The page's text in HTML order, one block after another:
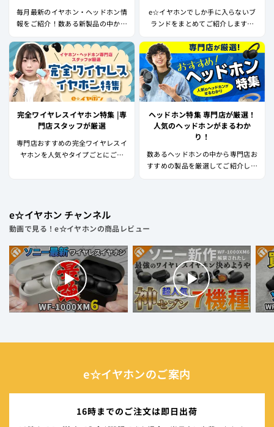
毎月最新のイヤホン・ヘッドホン情
報をご紹介！数ある新製品の中から
e☆イヤホンでしか手に入らないブ
ランドをまとめてご紹介します。
「自分にぴったりのカスタム製品が
欲しい」、「ほかの人と差をつけた
い」、そんなアナタの希望に応えて
くれるメーカー、製品が盛りだくさ
ん。是非ご覧ください！
完全ワイヤレスイヤホン特集 |専
門店スタッフが厳選
専門店おすすめの完全ワイヤレスイ
ヤホンを人気やタイプごとにご紹
ヘッドホン特集 専門店が厳選！
人気のヘッドホンがまるわか
り！
数あるヘッドホンの中から専門店お
すすめの製品を厳選してご紹介しま
e☆イヤホン チャンネル
動画で見る！e☆イヤホンの商品レビュー
e☆イヤホンのご案内
16時までのご注文は即日出荷